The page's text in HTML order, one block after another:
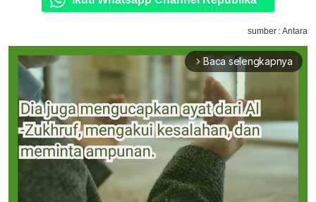
sumber : Antara
arrow_forward_ios Baca selengkapnya